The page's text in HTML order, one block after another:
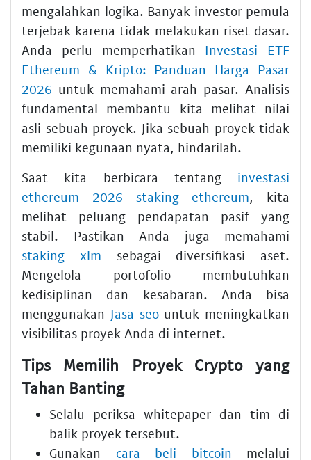
mengalahkan logika. Banyak investor pemula
terjebak karena tidak melakukan riset dasar.
Anda perlu memperhatikan Investasi ETF
Ethereum & Kripto: Panduan Harga Pasar
2026 untuk memahami arah pasar. Analisis
fundamental membantu kita melihat nilai
asli sebuah proyek. Jika sebuah proyek tidak
memiliki kegunaan nyata, hindarilah.
Saat kita berbicara tentang investasi
ethereum 2026 staking ethereum, kita
melihat peluang pendapatan pasif yang
stabil. Pastikan Anda juga memahami
staking xlm sebagai diversifikasi aset.
Mengelola portofolio membutuhkan
kedisiplinan dan kesabaran. Anda bisa
menggunakan Jasa seountuk meningkatkan
visibilitas proyek Anda di internet.
Tips Memilih Proyek Crypto yang
Tahan Banting
Selalu periksa whitepaper dan tim di
balik proyek tersebut.
Gunakan cara beli bitcoin melalui